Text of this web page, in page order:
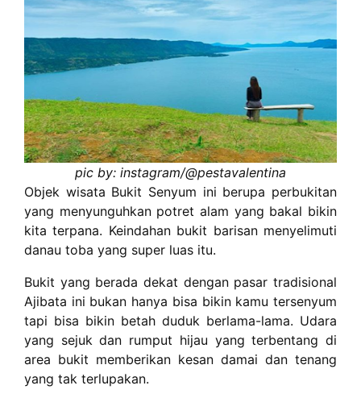
pic by: instagram/@pestavalentina
Objek wisata Bukit Senyum ini berupa perbukitan
yang menyunguhkan potret alam yang bakal bikin
kita terpana. Keindahan bukit barisan menyelimuti
danau toba yang super luas itu.
Bukit yang berada dekat dengan pasar tradisional
Ajibata ini bukan hanya bisa bikin kamu tersenyum
tapi bisa bikin betah duduk berlama-lama. Udara
yang sejuk dan rumput hijau yang terbentang di
area bukit memberikan kesan damai dan tenang
yang tak terlupakan.